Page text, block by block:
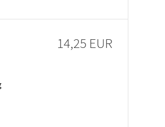
14,25 EUR